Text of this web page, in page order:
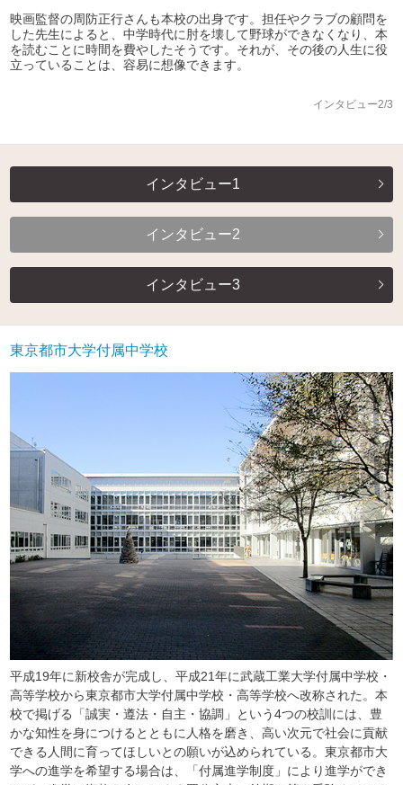
映画監督の周防正行さんも本校の出身です。担任やクラブの顧問を
した先生によると、中学時代に肘を壊して野球ができなくなり、本
を読むことに時間を費やしたそうです。それが、その後の人生に役
立っていることは、容易に想像できます。
インタビュー2/3
インタビュー1
インタビュー2
インタビュー3
東京都市大学付属中学校
平成19年に新校舎が完成し、平成21年に武蔵工業大学付属中学校・
高等学校から東京都市大学付属中学校・高等学校へ改称された。本
校で掲げる「誠実・遵法・自主・協調」という4つの校訓には、豊
かな知性を身につけるとともに人格を磨き、高い次元で社会に貢献
できる人間に育ってほしいとの願いが込められている。東京都市大
学への進学を希望する場合は、「付属進学制度」により進学ができ